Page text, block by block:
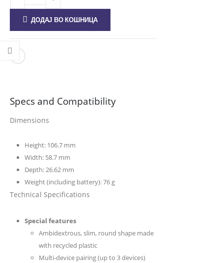
ДОДАЈ ВО КОШНИЦА
Specs and Compatibility
Dimensions
Height: 106.7 mm
Width: 58.7 mm
Depth: 26.62 mm
Weight (including battery): 76 g
Technical Specifications
Special features
Ambidextrous, slim, round shape made
with recycled plastic
Multi-device pairing (up to 3 devices)